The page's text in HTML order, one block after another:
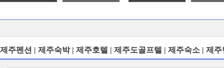
제주펜션 | 제주숙박 | 제주호텔 | 제주도골프텔 | 제주숙소 | 제